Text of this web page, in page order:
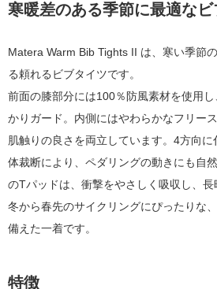
寒暖差のある季節に最適なビ
Matera Warm Bib Tights II は、寒い季節
る頼れる ビブタイツです。
前面の膝部分には100％防風素材を使用
かりガード。内側にはやわらかなフリー
肌触りの良さを両立しています。4方向
体裁断により、ペダリングの動きにも自
のTパッドは、衝撃をやさしく吸収し、長
冬から春先のサイクリングにぴったりな
備えた一着です。
特徴